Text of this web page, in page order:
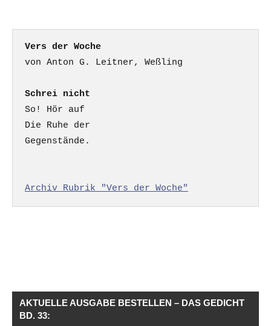
Vers der Woche
Schrei nicht
So! Hör auf
Die Ruhe der
Gegenstände.
Archiv Rubrik "Vers der Woche"
AKTUELLE AUSGABE BESTELLEN – DAS GEDICHT
BD. 33: